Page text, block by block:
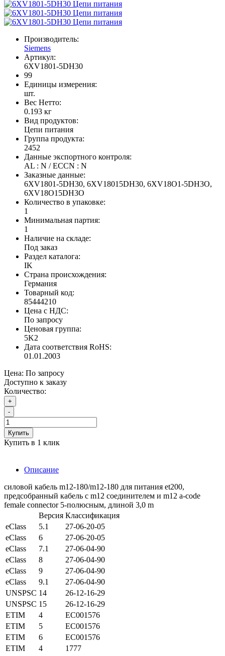
Производитель:
Siemens
Артикул:
6XV1801-5DH30
99
Единицы измерения:
шт.
Вес Нетто:
0.193 кг
Вид продуктов:
Цепи питания
Группа продукта:
2452
Данные экспортного контроля:
AL : N / ECCN : N
Заказные данные:
6XV1801-5DH30, 6XV18015DH30, 6XV18O1-5DH3O,
6XV18O15DH3O
Количество в упаковке:
1
Минимальная партия:
1
Наличие на складе:
Под заказ
Раздел каталога:
IK
Страна происхождения:
Германия
Товарный код:
85444210
Цена с НДС:
По запросу
Ценовая группа:
5K2
Дата соответствия RoHS:
01.01.2003
Цена: По запросу
Доступно к заказу
Количество:
+
-
Купить
Купить в 1 клик
Описание
силовой кабель m12-180/m12-180 для питания et200,
предсобранный кабель с m12 соединителем и m12 a-code
female connector 5-полюсным, длиной 3,0 m
Версия Классификация
eClass
5.1
27-06-20-05
eClass
6
27-06-20-05
eClass
7.1
27-06-04-90
eClass
8
27-06-04-90
eClass
9
27-06-04-90
eClass
9.1
27-06-04-90
UNSPSC 14
26-12-16-29
UNSPSC 15
26-12-16-29
ETIM
4
EC001576
ETIM
5
EC001576
ETIM
6
EC001576
ETIM
4
1777